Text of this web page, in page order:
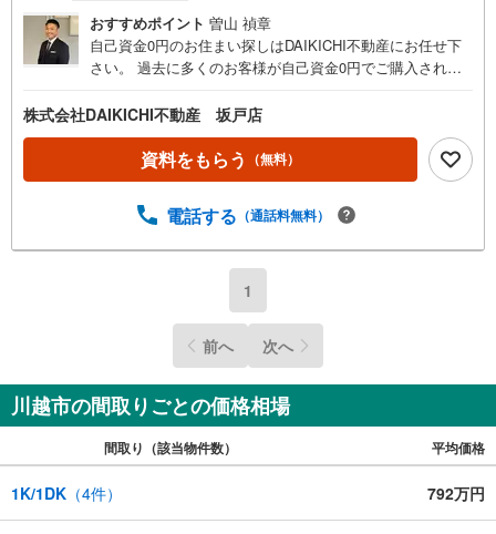
おすすめポイント 曽山 禎章
自己資金0円のお住まい探しはDAIKICHI不動産にお任せ下
さい。 過去に多くのお客様が自己資金0円でご購入されて
す。物件情報の多さが弊社の強みです。 お客様のご希望条
件をお伺いし、夢を叶えられるように全力で物件探しを行
います。 より細かくご希望条件をお聞かせください。 DAI
KICHI不動産がお力になります。店内にはキッズスペース
を常備しています。お子様にもまたDAIKICHI不動産に行き
株式会社DAIKICHI不動産 坂戸店
資料をもらう （無料）
電話する （通話料無料）
1
前へ 次へ
川越市の間取りごとの価格相場
間取り（該当物件数） 平均価格
1K/1DK （4件） 792万円